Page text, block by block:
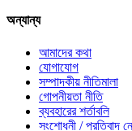
অন্যান্য
আমাদের কথা
যোগাযোগ
সম্পাদকীয় নীতিমালা
গোপনীয়তা নীতি
ব্যবহারের শর্তাবলি
সংশোধনী / প্রতিবাদ